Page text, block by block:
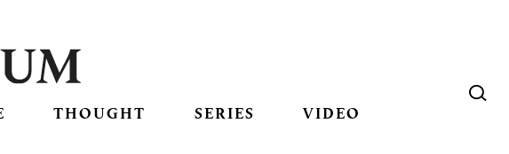
THOUGHT SERIES VIDEO